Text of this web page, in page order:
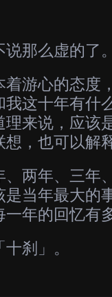
说那么虚的了
游心的态度
这十年有什
来说，应该
，也可以解
、两年、三
当年最大的
年的回忆有
刹」。